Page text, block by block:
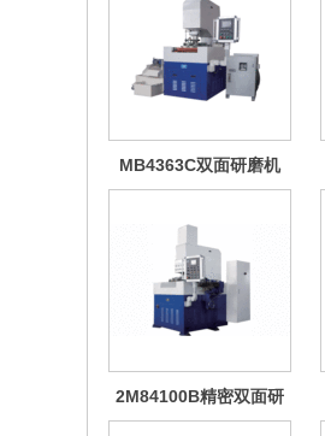
MB4363C双面研磨机
2M84100B精密双面研
磨机